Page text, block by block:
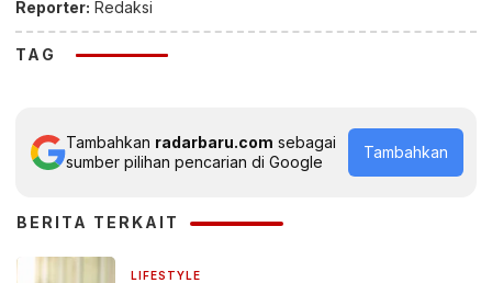
Reporter: Redaksi
TAG
Tambahkan radarbaru.com sebagai
sumber pilihan pencarian di Google
Tambahkan
BERITA TERKAIT
LIFESTYLE